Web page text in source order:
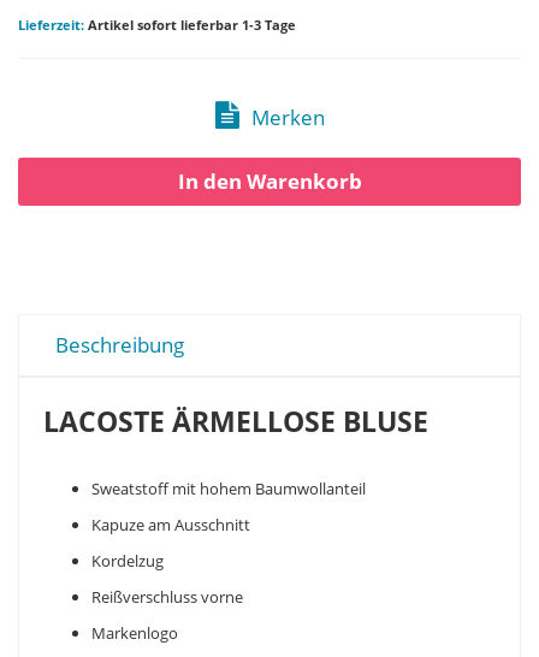
Lieferzeit: Artikel sofort lieferbar 1-3 Tage
Merken
In den Warenkorb
Beschreibung
LACOSTE ÄRMELLOSE BLUSE
Sweatstoff mit hohem Baumwollanteil
Kapuze am Ausschnitt
Kordelzug
Reißverschluss vorne
Markenlogo